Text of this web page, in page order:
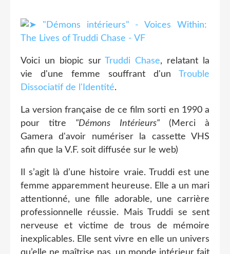
Voici un biopic surTruddi Chase, relatant la
vie d'une femme souffrant d'un Trouble
Dissociatif de l'Identité.
La version française de ce film sorti en 1990 a
pour titre "Démons Intérieurs"(Merci à
Gamera d'avoir numériser la cassette VHS
afin que la V.F. soit diffusée sur le web)
Il s’agit là d’une histoire vraie. Truddi est une
femme apparemment heureuse. Elle a un mari
attentionné, une fille adorable, une carrière
professionnelle réussie. Mais Truddi se sent
nerveuse et victime de trous de mémoire
inexplicables. Elle sent vivre en elle un univers